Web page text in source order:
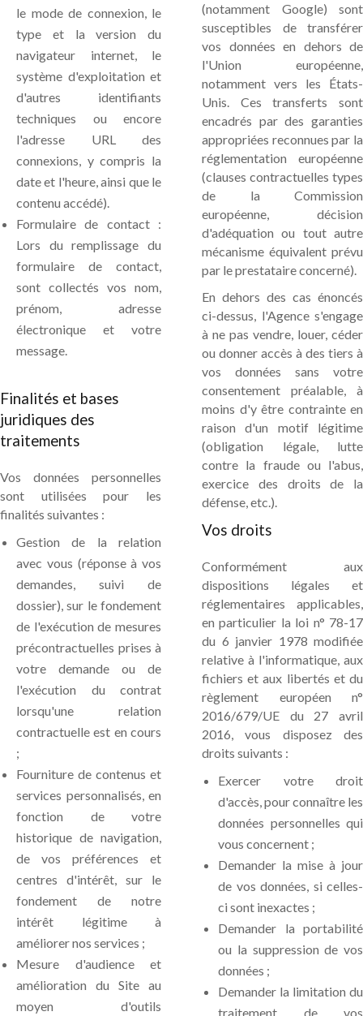
le mode de connexion, le
type et la version du
navigateur internet, le
système d'exploitation et
d'autres identifiants
techniques ou encore
l'adresse URL des
connexions, y compris la
date et l'heure, ainsi que le
contenu accédé).
Formulaire de contact :
Lors du remplissage du
formulaire de contact,
sont collectés vos nom,
prénom, adresse
électronique et votre
message.
Finalités et bases
juridiques des
traitements
Vos données personnelles
sont utilisées pour les
finalités suivantes :
Gestion de la relation
avec vous (réponse à vos
demandes, suivi de
dossier), sur le fondement
de l'exécution de mesures
précontractuelles prises à
votre demande ou de
l'exécution du contrat
lorsqu'une relation
contractuelle est en cours
;
Fourniture de contenus et
services personnalisés, en
fonction de votre
historique de navigation,
de vos préférences et
centres d'intérêt, sur le
fondement de notre
intérêt légitime à
améliorer nos services ;
Mesure d'audience et
amélioration du Site au
moyen d'outils
(notamment Google) sont
susceptibles de transférer
vos données en dehors de
l'Union européenne,
notamment vers les États-
Unis. Ces transferts sont
encadrés par des garanties
appropriées reconnues par la
réglementation européenne
(clauses contractuelles types
de la Commission
européenne, décision
d'adéquation ou tout autre
mécanisme équivalent prévu
par le prestataire concerné).
En dehors des cas énoncés
ci-dessus, l'Agence s'engage
à ne pas vendre, louer, céder
ou donner accès à des tiers à
vos données sans votre
consentement préalable, à
moins d'y être contrainte en
raison d'un motif légitime
(obligation légale, lutte
contre la fraude ou l'abus,
exercice des droits de la
défense, etc.).
Vos droits
Conformément aux
dispositions légales et
réglementaires applicables,
en particulier la loi n° 78-17
du 6 janvier 1978 modifiée
relative à l'informatique, aux
fichiers et aux libertés et du
règlement européen n°
2016/679/UE du 27 avril
2016, vous disposez des
droits suivants :
Exercer votre droit
d'accès, pour connaître les
données personnelles qui
vous concernent ;
Demander la mise à jour
de vos données, si celles-
ci sont inexactes ;
Demander la portabilité
ou la suppression de vos
données ;
Demander la limitation du
traitement de vos